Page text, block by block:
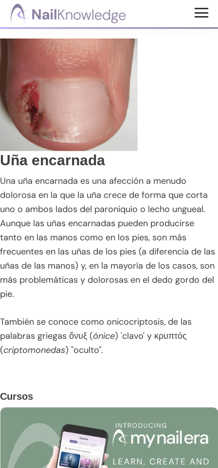
Saltar
principal
Saltar
barra
lateral
principal
Saltar
de
página
Conocimientos
de
uñas
Uña encarnada
Una uña encarnada es una afección a menudo
dolorosa en la que la uña crece de forma que corta
uno o ambos lados del paroniquio o lecho ungueal.
Aunque las uñas encarnadas pueden producirse
tanto en las manos como en los pies, son más
frecuentes en las uñas de los pies (a diferencia de las
uñas de las manos) y, en la mayoría de los casos, son
más problemáticas y dolorosas en el dedo gordo del
pie.
También se conoce como onicocriptosis, de las
palabras griegas ὄνυξ (ónice) 'clavo' y κρυπτός
(criptomonedas) "oculto".
Barra
lateral
principal
Cursos